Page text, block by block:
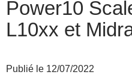
Power10
L10xx et
Publié le 12/07/2022